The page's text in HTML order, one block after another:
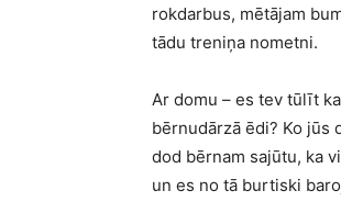
rokdarbus, mētājam
tādu treniņa nometni.
Ar domu – es tev tūlīt
bērnudārzā ēdi? Ko jūs
dod bērnam sajūtu, ka
un es no tā burtiski